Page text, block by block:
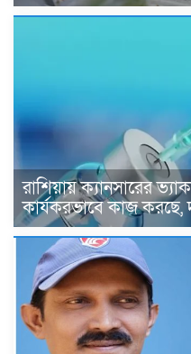
রাশিয়ায় ক্যানসারের
কার্যকরভাবে কাজ করছে,